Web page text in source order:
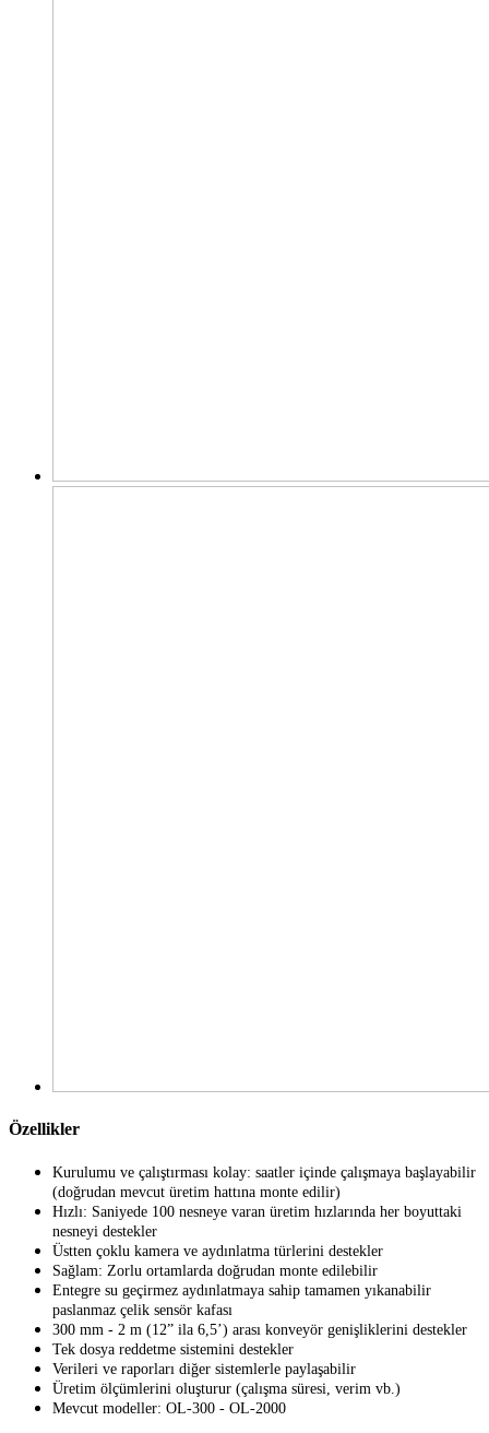
Özellikler
Kurulumu ve çalıştırması kolay: saatler içinde çalışmaya başlayabilir
(doğrudan mevcut üretim hattına monte edilir)
Hızlı: Saniyede 100 nesneye varan üretim hızlarında her boyuttaki
nesneyi destekler
Üstten çoklu kamera ve aydınlatma türlerini destekler
Sağlam: Zorlu ortamlarda doğrudan monte edilebilir
Entegre su geçirmez aydınlatmaya sahip tamamen yıkanabilir
paslanmaz çelik sensör kafası
300 mm - 2 m (12” ila 6,5’) arası konveyör genişliklerini destekler
Tek dosya reddetme sistemini destekler
Verileri ve raporları diğer sistemlerle paylaşabilir
Üretim ölçümlerini oluşturur (çalışma süresi, verim vb.)
Mevcut modeller: OL-300 - OL-2000